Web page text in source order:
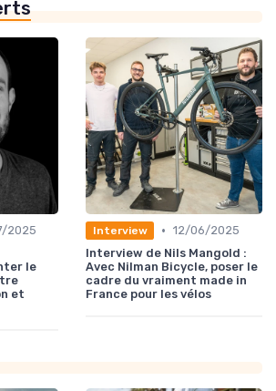
2025
le
et
Interview • 12/06/2025
Interview de Nils Mangold :
Avec Nilman Bicycle, poser le
cadre du vraiment made in
France pour les vélos